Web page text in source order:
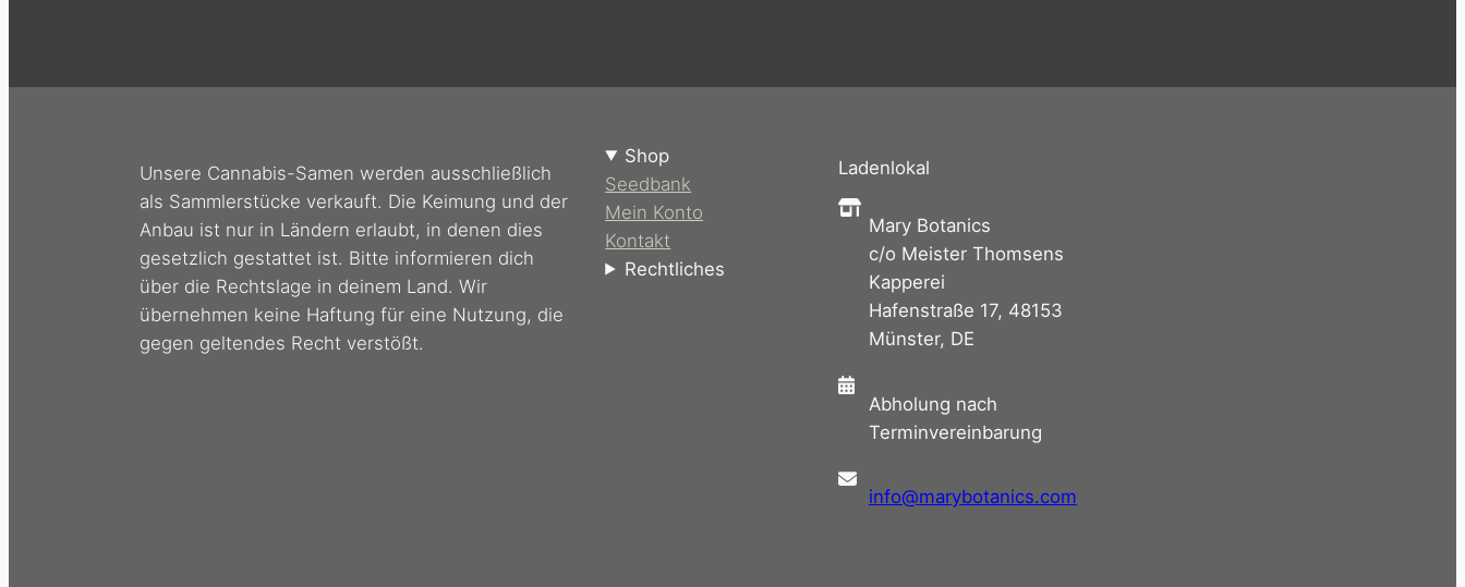
Unsere Cannabis-Samen werden ausschließlich
als Sammlerstücke verkauft. Die Keimung und der
Anbau ist nur in Ländern erlaubt, in denen dies
gesetzlich gestattet ist. Bitte informieren dich
über die Rechtslage in deinem Land. Wir
übernehmen keine Haftung für eine Nutzung, die
gegen geltendes Recht verstößt.
Shop
Seedbank
Mein Konto
Kontakt
Rechtliches
Ladenlokal
Mary Botanics
c/o Meister Thomsens
Kapperei
Hafenstraße 17, 48153
Münster, DE
Abholung nach
Terminvereinbarung
info@marybotanics.com